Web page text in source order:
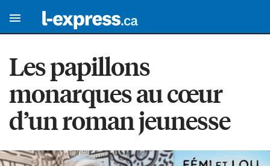
Les papillons
monarques au cœur
d’un roman jeunesse